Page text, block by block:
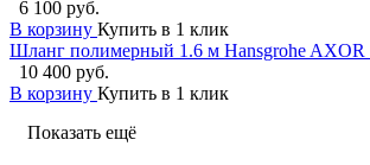
6 100 руб.
В корзину Купить в 1 клик
Шланг полимерный 1.6 м Hansgrohe AXOR
10 400 руб.
В корзину Купить в 1 клик
Показать ещё